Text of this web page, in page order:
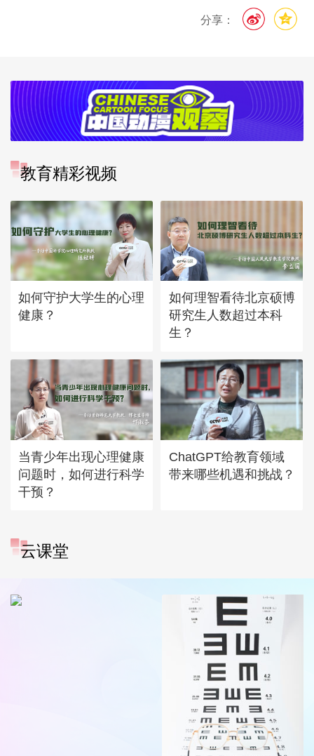
分享：
教育精彩视频
如何守护大学生的心理
健康？
如何理智看待北京硕博
研究生人数超过本科
生？
当青少年出现心理健康
问题时，如何进行科学
干预？
ChatGPT给教育领域
带来哪些机遇和挑战？
云课堂